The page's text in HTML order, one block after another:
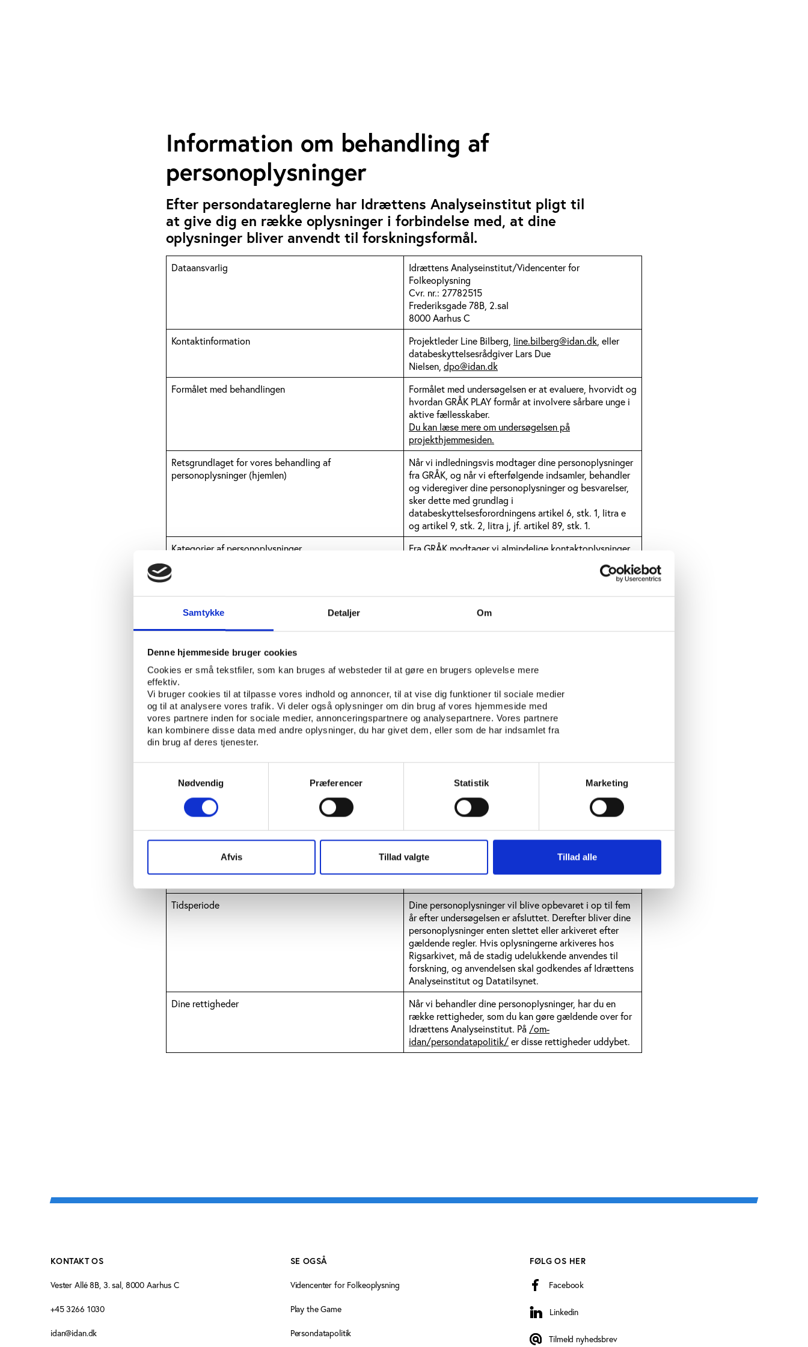
Samtykke Detaljer Om
Denne hjemmeside bruger cookies
Cookies er små tekstfiler, som kan bruges af websteder til at gøre en brugers oplevelse mere
effektiv.
Vi bruger cookies til at tilpasse vores indhold og annoncer, til at vise dig funktioner til sociale medier
og til at analysere vores trafik. Vi deler også oplysninger om din brug af vores hjemmeside med
vores partnere inden for sociale medier, annonceringspartnere og analysepartnere. Vores partnere
kan kombinere disse data med andre oplysninger, du har givet dem, eller som de har indsamlet fra
din brug af deres tjenester.
Nødvendig
Præferencer Statistik Marketing
Afvis Tillad valgte Tillad alle
Information om behandling af
personoplysninger
Efter persondatareglerne har Idrættens Analyseinstitut pligt til
at give dig en række oplysninger i forbindelse med, at dine
oplysninger bliver anvendt til forskningsformål.
Dataansvarlig
Idrættens Analyseinstitut/Videncenter for
Folkeoplysning
Cvr. nr.: 27782515
Frederiksgade 78B, 2.sal
8000 Aarhus C
Kontaktinformation
Projektleder Line Bilberg, line.bilberg@idan.dk , eller
databeskyttelsesrådgiver Lars Due
Nielsen, dpo@idan.dk
Formålet med behandlingen
Formålet med undersøgelsen er at evaluere, hvorvidt og
hvordan GRÅK PLAY formår at involvere sårbare unge i
aktive fællesskaber.
Du kan læse mere om undersøgelsen på
projekthjemmesiden.
Retsgrundlaget for vores behandling af
personoplysninger (hjemlen)
Når vi indledningsvis modtager dine personoplysninger
fra GRÅK, og når vi efterfølgende indsamler, behandler
og videregiver dine personoplysninger og besvarelser,
sker dette med grundlag i
databeskyttelsesforordningens artikel 6, stk. 1, litra e
og artikel 9, stk. 2, litra j, jf. artikel 89, stk. 1.
Kategorier af personoplysninger
Fra GRÅK modtager vi almindelige kontaktoplysninger.
Vi indsamler og behandler ikke følsomme oplysninger.
Behandling af personoplysninger
enkeltpersoner ikke kan genkendes.
videnskabelige øjemed. Du skal være opmærksom på,
Dette vil ske helt i overensstemmelse med
databeskyttelseslovens regler for, hvordan det må
gøres.
Modtagere af personoplysninger
være forskere, og videregivelse sker altid i
overensstemmelse med databeskyttelseslovens regler.
Databehandlere
Idrættens Analyseinstitut opbevarer i nogle tilfælde
indsamlede personoplysninger hos vores
databehandlere. I disse tilfælde er der indgået
databehandleraftaler for at sikre, at sikkerhedskravene
Tidsperiode
Dine personoplysninger vil blive opbevaret i op til fem
år efter undersøgelsen er afsluttet. Derefter bliver dine
personoplysninger enten slettet eller arkiveret efter
gældende regler. Hvis oplysningerne arkiveres hos
Rigsarkivet, må de stadig udelukkende anvendes til
forskning, og anvendelsen skal godkendes af Idrættens
Analyseinstitut og Datatilsynet.
Dine rettigheder
Når vi behandler dine personoplysninger, har du en
række rettigheder, som du kan gøre gældende over for
Idrættens Analyseinstitut. På /om-
idan/persondatapolitik/er disse rettigheder uddybet.
KONTAKT OS
Vester Allé 8B, 3. sal, 8000 Aarhus C
+45 3266 1030
idan@idan.dk
SE OGSÅ
Videncenter for Folkeoplysning
Play the Game
Persondatapolitik
FØLG OS HER
Facebook
Linkedin
Linkedin
Tilmeld nyhedsbrev